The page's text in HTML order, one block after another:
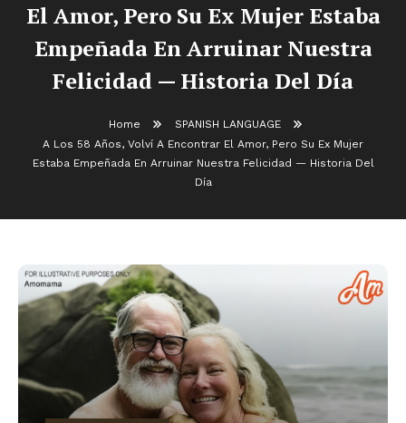
El Amor, Pero Su Ex Mujer Estaba
Empeñada En Arruinar Nuestra
Felicidad — Historia Del Día
Home
SPANISH LANGUAGE
A Los 58 Años, Volví A Encontrar El Amor, Pero Su Ex Mujer
Estaba Empeñada En Arruinar Nuestra Felicidad — Historia Del
Día